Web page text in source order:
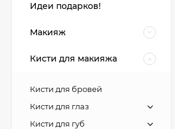
Идеи подарков!
Макияж
Кисти для макияжа
Кисти для бровей
Кисти для глаз
Кисти для губ